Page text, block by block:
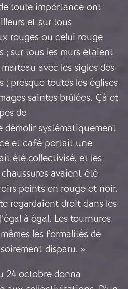
toute importance ont
et sur tous
rouges ou celui rouge
; sur tous les murs étaient
avec les sigles des
presque toutes les églises
saintes brûlées. Çà et
de
démolir systématiquement
et café portait une
été collectivisé, et les
avaient été
peints en rouge et noir.
regardaient droit dans les
à égal. Les tournures
les formalités de
disparu. »
24 octobre donna